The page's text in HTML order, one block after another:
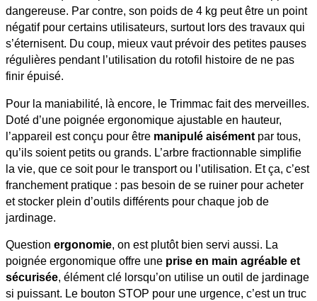
dangereuse. Par contre, son poids de 4 kg peut être un point
négatif pour certains utilisateurs, surtout lors des travaux qui
s’éternisent. Du coup, mieux vaut prévoir des petites pauses
régulières pendant l’utilisation du rotofil histoire de ne pas
finir épuisé.
Pour la maniabilité, là encore, le Trimmac fait des merveilles.
Doté d’une poignée ergonomique ajustable en hauteur,
l’appareil est conçu pour être manipulé aisément par tous,
qu’ils soient petits ou grands. L’arbre fractionnable simplifie
la vie, que ce soit pour le transport ou l’utilisation. Et ça, c’est
franchement pratique : pas besoin de se ruiner pour acheter
et stocker plein d’outils différents pour chaque job de
jardinage.
Question ergonomie, on est plutôt bien servi aussi. La
poignée ergonomique offre une prise en main agréable et
sécurisée, élément clé lorsqu’on utilise un outil de jardinage
si puissant. Le bouton STOP pour une urgence, c’est un truc